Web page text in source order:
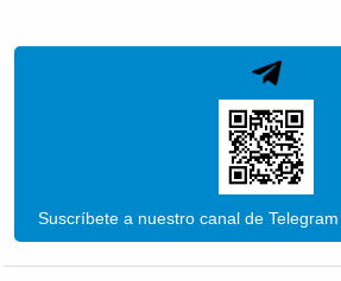
Suscríbete a nuestro canal de